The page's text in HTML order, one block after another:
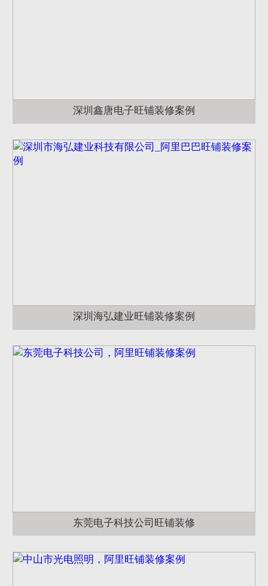
深圳鑫唐电子旺铺装修案例
深圳海弘建业旺铺装修案例
东莞电子科技公司旺铺装修